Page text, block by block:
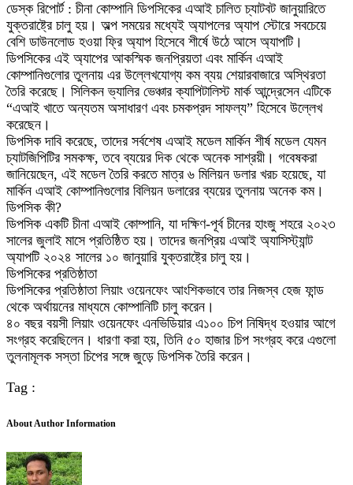
ডেস্ক রিপোর্ট : চীনা কোম্পানি ডিপসিকের এআই চালিত চ্যাটবট জানুয়ারিতে
যুক্তরাষ্ট্রে চালু হয়। অল্প সময়ের মধ্যেই অ্যাপলের অ্যাপ স্টোরে সবচেয়ে
বেশি ডাউনলোড হওয়া ফ্রি অ্যাপ হিসেবে শীর্ষে উঠে আসে অ্যাপটি।
ডিপসিকের এই অ্যাপের আকস্মিক জনপ্রিয়তা এবং মার্কিন এআই
কোম্পানিগুলোর তুলনায় এর উল্লেখযোগ্য কম ব্যয় শেয়ারবাজারে অস্থিরতা
তৈরি করেছে। সিলিকন ভ্যালির ভেঞ্চার ক্যাপিটালিস্ট মার্ক আন্দ্রেসেন এটিকে
“এআই খাতে অন্যতম অসাধারণ এবং চমকপ্রদ সাফল্য” হিসেবে উল্লেখ
করেছেন।
ডিপসিক দাবি করেছে, তাদের সর্বশেষ এআই মডেল মার্কিন শীর্ষ মডেল যেমন
চ্যাটজিপিটির সমকক্ষ, তবে ব্যয়ের দিক থেকে অনেক সাশ্রয়ী। গবেষকরা
জানিয়েছেন, এই মডেল তৈরি করতে মাত্র ৬ মিলিয়ন ডলার খরচ হয়েছে, যা
মার্কিন এআই কোম্পানিগুলোর বিলিয়ন ডলারের ব্যয়ের তুলনায় অনেক কম।
ডিপসিক কী?
ডিপসিক একটি চীনা এআই কোম্পানি, যা দক্ষিণ-পূর্ব চীনের হাংজু শহরে ২০২৩
সালের জুলাই মাসে প্রতিষ্ঠিত হয়। তাদের জনপ্রিয় এআই অ্যাসিস্ট্যান্ট
অ্যাপটি ২০২৪ সালের ১০ জানুয়ারি যুক্তরাষ্ট্রে চালু হয়।
ডিপসিকের প্রতিষ্ঠাতা
ডিপসিকের প্রতিষ্ঠাতা লিয়াং ওয়েনফেং আংশিকভাবে তার নিজস্ব হেজ ফান্ড
থেকে অর্থায়নের মাধ্যমে কোম্পানিটি চালু করেন।
৪০ বছর বয়সী লিয়াং ওয়েনফেং এনভিডিয়ার এ১০০ চিপ নিষিদ্ধ হওয়ার আগে
সংগ্রহ করেছিলেন। ধারণা করা হয়, তিনি ৫০ হাজার চিপ সংগ্রহ করে এগুলো
তুলনামূলক সস্তা চিপের সঙ্গে জুড়ে ডিপসিক তৈরি করেন।
Tag :
About Author Information